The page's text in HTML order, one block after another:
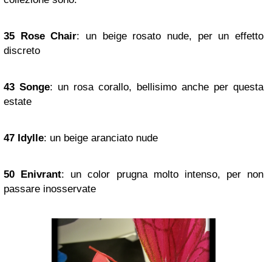
35 Rose Chair: un beige rosato nude, per un effetto
discreto
43 Songe: un rosa corallo, bellisimo anche per questa
estate
47 Idylle: un beige aranciato nude
50 Enivrant: un color prugna molto intenso, per non
passare inosservate